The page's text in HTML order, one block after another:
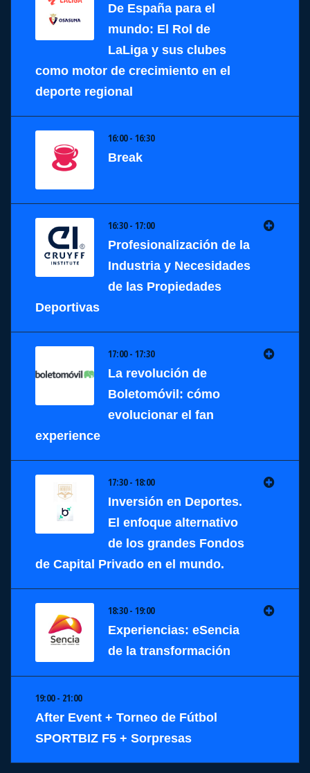
De España para el
mundo: El Rol de
LaLiga y sus clubes
como motor de crecimiento en el
deporte regional
16:00 - 16:30
Break
16:30 - 17:00
Profesionalización de la
Industria y Necesidades
de las Propiedades
Deportivas
17:00 - 17:30
La revolución de
Boletomóvil: cómo
evolucionar el fan
experience
17:30 - 18:00
Inversión en Deportes.
El enfoque alternativo
de los grandes Fondos
de Capital Privado en el mundo.
18:30 - 19:00
Experiencias: eSencia
de la transformación
19:00 - 21:00
After Event + Torneo de Fútbol
SPORTBIZ F5 + Sorpresas